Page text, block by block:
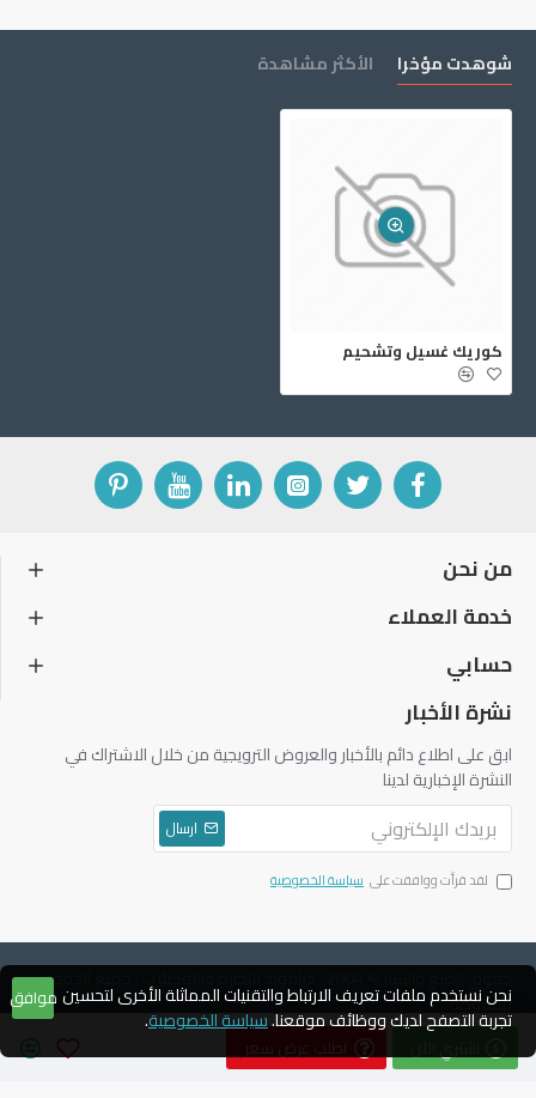
اطلب عرض سعر
شوهدت مؤخرا الأكثر مشاهدة
كوريك غسيل وتشحيم
من نحن
خدمة العملاء
حسابي
نشرة الأخبار
ابق على اطلاع دائم بالأخبار والعروض الترويجية من خلال الاشتراك في
النشرة الإخبارية لدينا
ارسال
لقد قرأت ووافقت على سياسة الخصوصية
حقوق الطبع والنشر © 2004 ، دياموند للتجارة والتوكيلات ، جميع الحقوق
محفوظة
موافق نحن نستخدم ملفات تعريف الارتباط والتقنيات المماثلة الأخرى لتحسين
تجربة التصفح لديك ووظائف موقعنا.سياسة الخصوصية.